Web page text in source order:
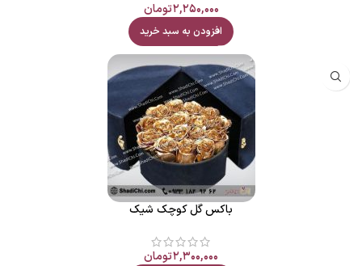
۲,۲۵۰,۰۰۰تومان
افزودن به سبد خرید
باکس گل کوچک شیک
۲,۳۰۰,۰۰۰تومان